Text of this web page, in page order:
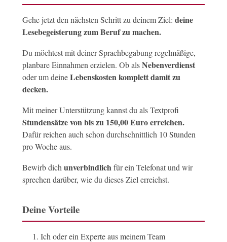
Gehe jetzt den nächsten Schritt zu deinem Ziel: deine
Lesebegeisterung zum Beruf zu machen.
Du möchtest mit deiner Sprachbegabung regelmäßige,
planbare Einnahmen erzielen. Ob alsNebenverdienst
oder um deineLebenskosten komplett damit zu
decken.
Mit meiner Unterstützung kannst du als Textprofi
Stundensätze von bis zu 150,00 Euro erreichen.
Dafür reichen auch schon durchschnittlich 10 Stunden
pro Woche aus.
Bewirb dich unverbindlichfür ein Telefonat und wir
sprechen darüber, wie du dieses Ziel erreichst.
Deine Vorteile
Ich oder ein Experte aus meinem Team